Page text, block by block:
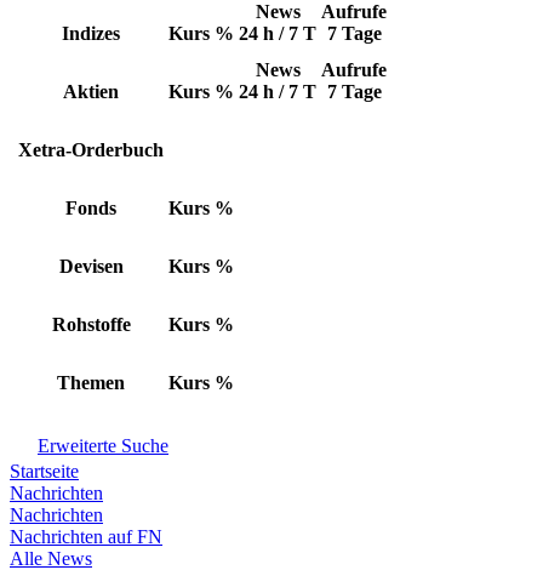
Indizes Kurs %
News
24 h / 7 T
Aufrufe
7 Tage
Aktien Kurs %
News
24 h / 7 T
Aufrufe
7 Tage
Xetra-Orderbuch
Fonds Kurs %
Devisen Kurs %
Rohstoffe Kurs %
Themen Kurs %
Erweiterte Suche
Startseite
Nachrichten
Nachrichten
Nachrichten auf FN
Alle News